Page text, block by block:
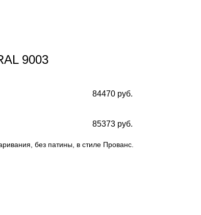
9003
84470 руб.
85373 руб.
без патины, в стиле Прованс.